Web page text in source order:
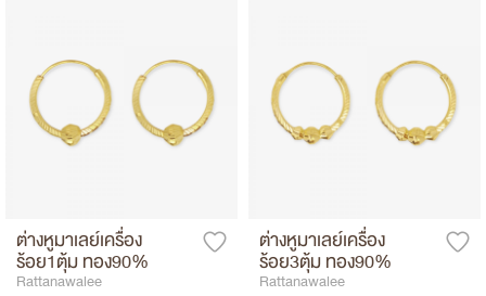
ต่างหูมาเลย์เครื่อง
ร้อย1ตุ้ม ทอง90%
Rattanawalee
ต่างหูมาเลย์เครื่อง
ร้อย3ตุ้ม ทอง90%
Rattanawalee